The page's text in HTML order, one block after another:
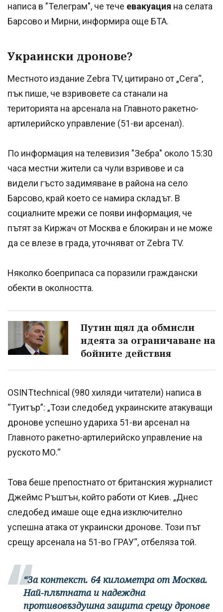
написа в "Телеграм", че тече евакуация на селата
Барсово и Мирни, информира още БТА.
Украински дронове?
Местното издание Zebra TV, цитирано от „Сега“,
пък пише, че взривовете са станали на
територията на арсенала на Главното ракетно-
артилерийско управление (51-ви арсенал).
По информация на телевизия "Зебра" около 15:30
часа местни жители са чули взривове и са
видели гъсто задимяване в района на село
Барсово, край което се намира складът. В
социалните мрежи се появи информация, че
пътят за Киржач от Москва е блокиран и не може
да се влезе в града, уточняват от Zebra TV.
Няколко боеприпаса са поразили граждански
обекти в околността.
Путин щял да обмисли
идеята за ограничаване на
бойните действия
OSINTtechnical (980 хиляди читатели) написа в
“Туитър”: „Този ​​следобед украинските атакуващи
дронове успешно удариха 51-ви арсенал на
Главното ракетно-артилерийско управление на
руското МО.“
Това беше препостнато от британския журналист
Джеймс Ръштън, който работи от Киев. „Днес
следобед имаше още една изключително
успешна атака от украински дронове. Този ​​път
срещу арсенала на 51-во ГРАУ“, отбеляза той.
“За контекст. 64 километра от Москва.
Най-плътната и надеждна
противовъздушна защита срещу дронове